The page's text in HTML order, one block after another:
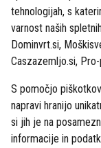
tehnologijah, s
varnost naših
Dominvrt.si,
Caszazemljo.si,
S pomočjo
napravi hranijo
si jih je na
informacije in